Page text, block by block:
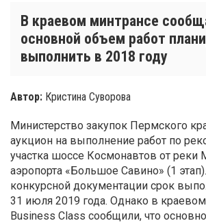
В краевом минтрансе
основной объем работ
выполнить в 2018 году
Автор: Кристина Суворова
Министерство закупок Пермского
аукцион на выполнение работ по
участка шоссе Космонавтов от реки
аэропорта «Большое Савино» (1
конкурсной документации срок
31 июля 2019 года. Однако в
Business Class сообщили, что